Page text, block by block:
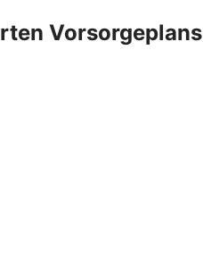
Vorsorgeplans